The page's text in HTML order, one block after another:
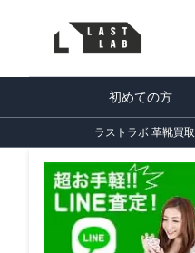
初めての方
ラストラボ 革靴買取